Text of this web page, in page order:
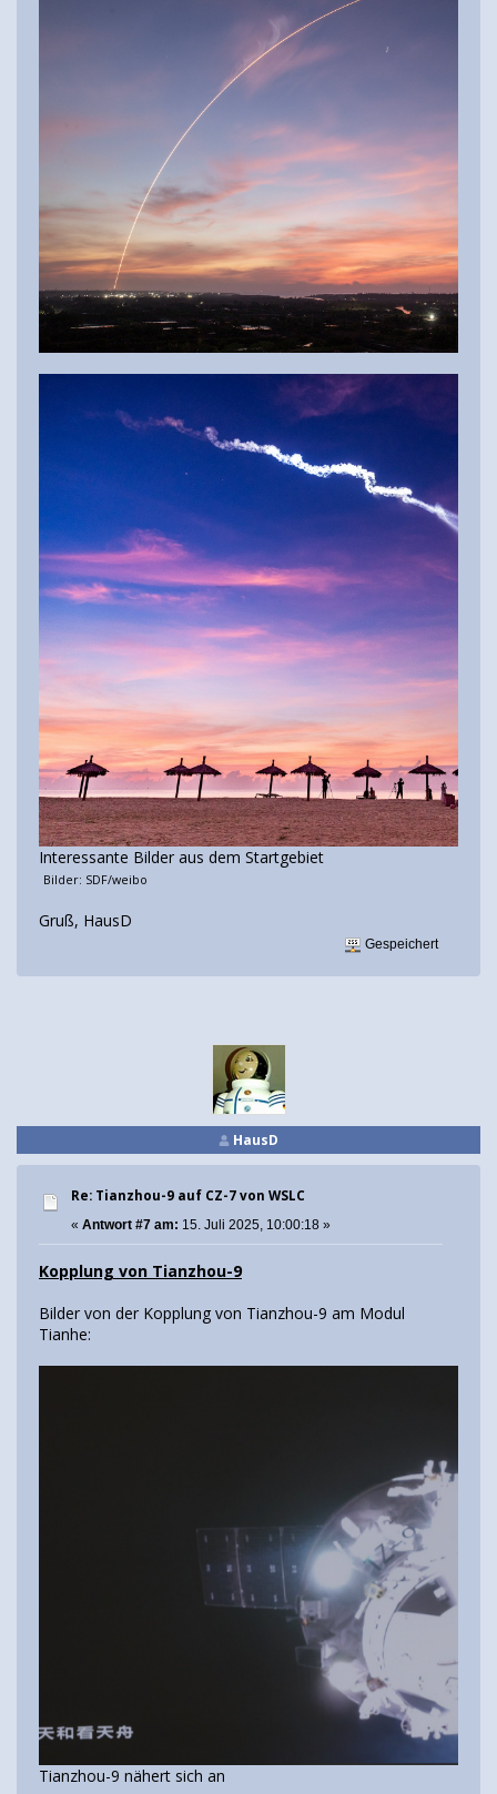
Interessante Bilder aus dem Startgebiet
Bilder: SDF/weibo
Gruß, HausD
Gespeichert
HausD
Re: Tianzhou-9 auf CZ-7 von WSLC
« Antwort #7 am: 15. Juli 2025, 10:00:18 »
Kopplung von Tianzhou-9
Bilder von der Kopplung von Tianzhou-9 am Modul
Tianhe:
Tianzhou-9 nähert sich an